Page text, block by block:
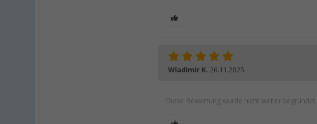
Wladimir K. 26.11.2025
Diese Bewertung wurde nicht weiter begründet.